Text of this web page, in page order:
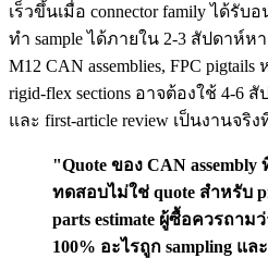
เร็วขึ้นเมื่อ connector family ได้รับ
ทำ sample ได้ภายใน 2-3 สัปดาห์ห
M12 CAN assemblies, FPC pigtails
rigid-flex sections อาจต้องใช้ 4-6
และ first-article review เป็นงานจริ
"Quote ของ CAN
ทดสอบไม่ใช่ quote สำหรับ
parts estimate ผู้ซื้อควรถาม
100% อะไรถูก sampling แ